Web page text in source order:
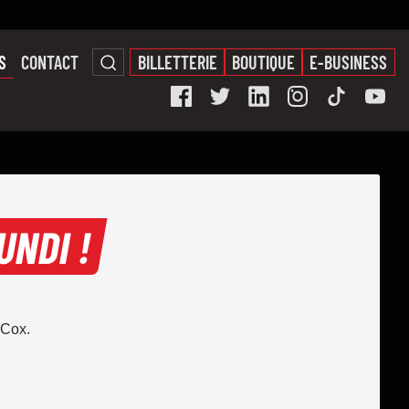
CONTACT BILLETTERIE BOUTIQUE E-BUSINESS
!